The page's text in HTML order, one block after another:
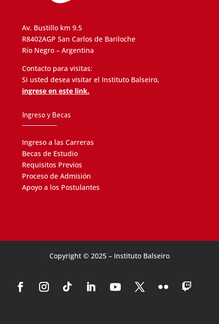
Av. Bustillo km 9,5
R8402AGP San Carlos de Bariloche
Río Negro – Argentina
Contacto para visitas:
Si usted desea visitar el Instituto Balseiro,
ingrese en este link.
Ingreso y Becas
Ingreso a las Carreras
Becas de Estudio
Requisitos Previos
Proceso de Admisión
Apoyo a los Postulantes
Copyright © 2025 – Instituto Balseiro